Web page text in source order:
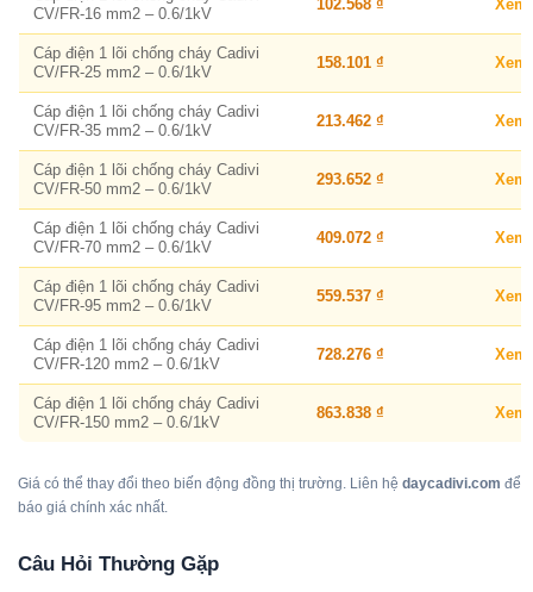
CV/FR-16 mm2 – 0.6/1kV
102.568 ₫
Cáp điện 1 lõi chống cháy Cadivi
CV/FR-25 mm2 – 0.6/1kV
158.101 ₫
Cáp điện 1 lõi chống cháy Cadivi
CV/FR-35 mm2 – 0.6/1kV
213.462 ₫
Cáp điện 1 lõi chống cháy Cadivi
CV/FR-50 mm2 – 0.6/1kV
293.652 ₫
Cáp điện 1 lõi chống cháy Cadivi
CV/FR-70 mm2 – 0.6/1kV
409.072 ₫
Cáp điện 1 lõi chống cháy Cadivi
CV/FR-95 mm2 – 0.6/1kV
559.537 ₫
Cáp điện 1 lõi chống cháy Cadivi
CV/FR-120 mm2 – 0.6/1kV
728.276 ₫
Cáp điện 1 lõi chống cháy Cadivi
CV/FR-150 mm2 – 0.6/1kV
863.838 ₫
Giá có thể thay đổi theo biến động đồng thị trường. Liên hệ daycadivi.com để
báo giá chính xác nhất.
Câu Hỏi Thường Gặp